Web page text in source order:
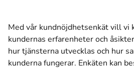
Med vår kundnöjdhetsenkät vill vi
kundernas erfarenheter och
hur tjänsterna utvecklas och hur
kunderna fungerar. Enkäten kan